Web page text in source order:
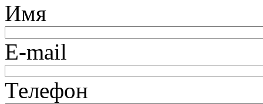
Имя
E-mail
Телефон